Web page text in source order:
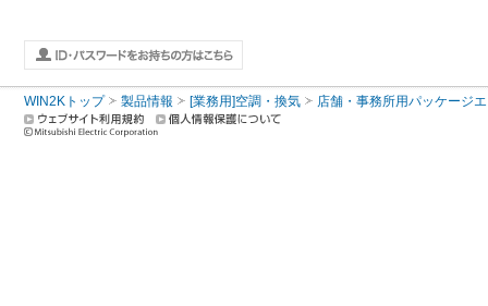
WIN2Kトップ 製品情報 [業務用]空調・換気 店舗・事務所用パッケージ